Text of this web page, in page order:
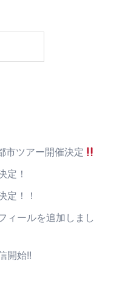
市ツアー開催決定
定！
定！！
ィールを追加しまし
開始!!